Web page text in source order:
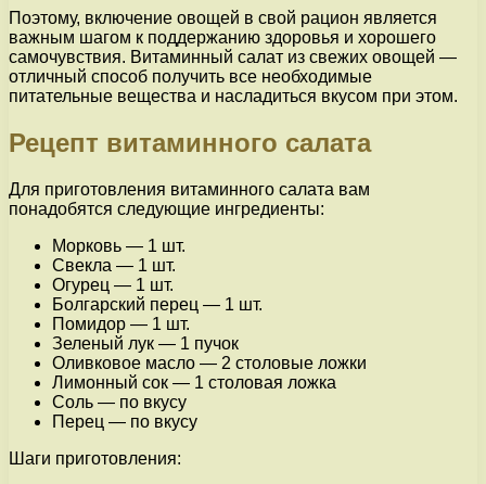
Поэтому, включение овощей в свой рацион является
важным шагом к поддержанию здоровья и хорошего
самочувствия. Витаминный салат из свежих овощей —
отличный способ получить все необходимые
питательные вещества и насладиться вкусом при этом.
Рецепт витаминного салата
Для приготовления витаминного салата вам
понадобятся следующие ингредиенты:
Морковь — 1 шт.
Свекла — 1 шт.
Огурец — 1 шт.
Болгарский перец — 1 шт.
Помидор — 1 шт.
Зеленый лук — 1 пучок
Оливковое масло — 2 столовые ложки
Лимонный сок — 1 столовая ложка
Соль — по вкусу
Перец — по вкусу
Шаги приготовления: